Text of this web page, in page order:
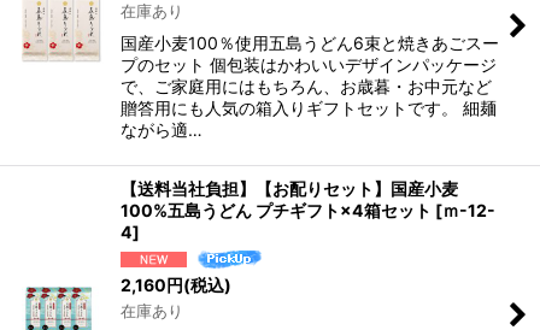
在庫あり
国産小麦100％使用五島うどん6束と焼きあごスー
プのセット 個包装はかわいいデザインパッケージ
で、ご家庭用にはもちろん、お歳暮・お中元など
贈答用にも人気の箱入りギフトセットです。 細麺
ながら適…
【送料当社負担】【お配りセット】国産小麦
100%五島うどん プチギフト×4箱セット [ｍ-12-
4]
2,160円(税込)
在庫あり